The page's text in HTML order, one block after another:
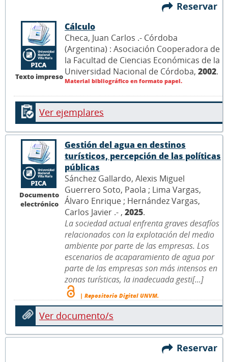
Reservar
Texto impreso
Cálculo
Checa, Juan Carlos .- Córdoba
(Argentina) : Asociación Cooperadora de
la Facultad de Ciencias Económicas de la
Universidad Nacional de Córdoba, 2002.
Material bibliográfico en formato papel.
Ver ejemplares
Documento
electrónico
Gestión del agua en destinos
turísticos, percepción de las políticas
públicas
Sánchez Gallardo, Alexis Miguel
Guerrero Soto, Paola ; Lima Vargas,
Álvaro Enrique ; Hernández Vargas,
Carlos Javier .- , 2025.
La sociedad actual enfrenta graves desafíos
relacionados con la explotación del medio
ambiente por parte de las empresas. Los
escenarios de acaparamiento de agua por
parte de las empresas son más intensos en
zonas turísticas, la inadecuada gesti[...]
| Repositorio Digital UNVM.
Ver documento/s
Reservar